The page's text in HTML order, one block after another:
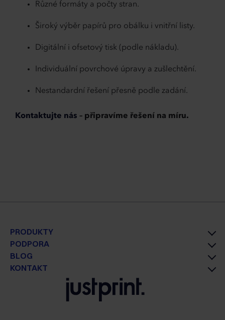
Různé formáty a počty stran.
Široký výběr papírů pro obálku i vnitřní listy.
Digitální i ofsetový tisk (podle nákladu).
Individuální povrchové úpravy a zušlechtění.
Nestandardní řešení přesně podle zadání.
Kontaktujte nás – připravíme řešení na míru.
PRODUKTY
PODPORA
BLOG
KONTAKT